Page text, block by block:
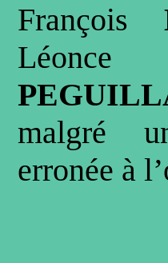
François
Léonce
malgré
erronée à